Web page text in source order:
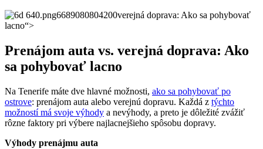
verejná doprava: Ako sa pohybovať
lacno“>
Prenájom auta vs. verejná doprava: Ako
sa pohybovať lacno
Na Tenerife máte dve hlavné možnosti, ako sa pohybovať po
ostrove: prenájom auta alebo verejnú dopravu. Každá z týchto
možností má svoje výhody a nevýhody, a preto je dôležité zvážiť
rôzne faktory pri výbere najlacnejšieho spôsobu dopravy.
Výhody prenájmu auta